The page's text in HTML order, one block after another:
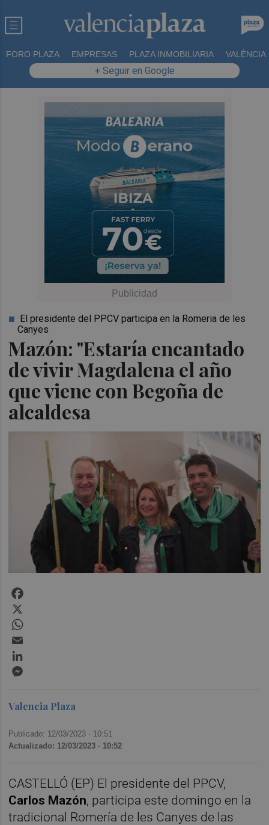
FORO PLAZA EMPRESAS PLAZA INMOBILIARIA VALÈNCIA
+ Seguir en Google
Mazón: "Estaría encantado
de vivir Magdalena el año
que viene con Begoña de
alcaldesa
El presidente del PPCV participa en la Romeria de les
Canyes
Valencia Plaza
Publicado: 12/03/2023 · 10:51
Actualizado: 12/03/2023 · 10:52
CASTELLÓ (EP) El presidente del PPCV,
Carlos Mazón, participa este domingo en la
tradicional Romería de les Canyes de las